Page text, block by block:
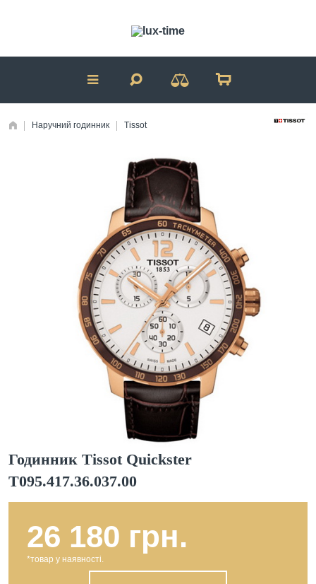
Наручний годинник Tissot
Годинник Tissot Quickster
T095.417.36.037.00
26 180 грн.
*товар у наявності.